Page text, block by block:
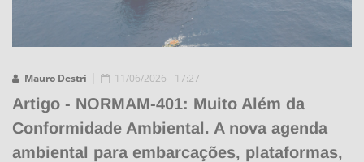
Mauro Destri 11/06/2026 - 17:27
Artigo - NORMAM-401: Muito Além da
Conformidade Ambiental. A nova agenda
ambiental para embarcações, plataformas,